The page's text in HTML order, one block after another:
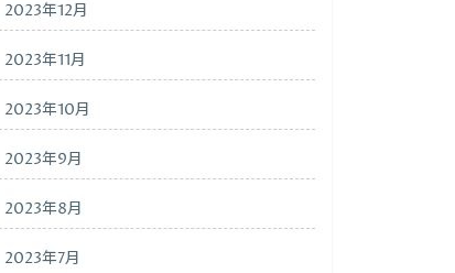
2023年12月
2023年11月
2023年10月
2023年9月
2023年8月
2023年7月